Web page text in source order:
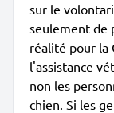
sur le
seulement de
réalité pour la
l'assistance
non les
chien. Si les